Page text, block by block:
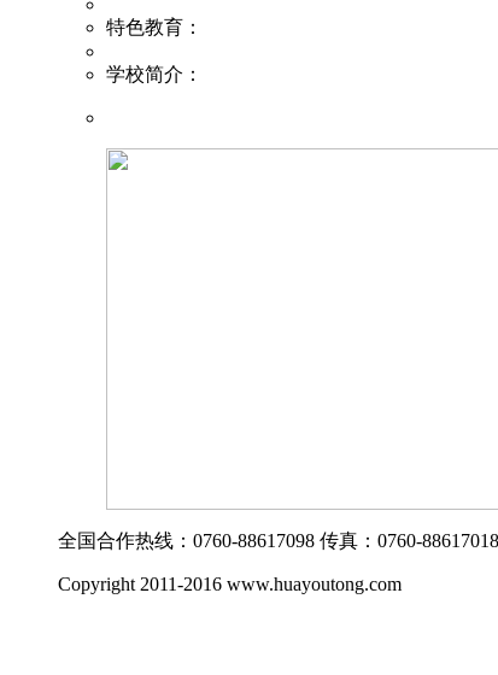
特色教育：
学校简介：
全国合作热线：0760-88617098 传真：0760-
Copyright 2011-2016 www.huayoutong.com